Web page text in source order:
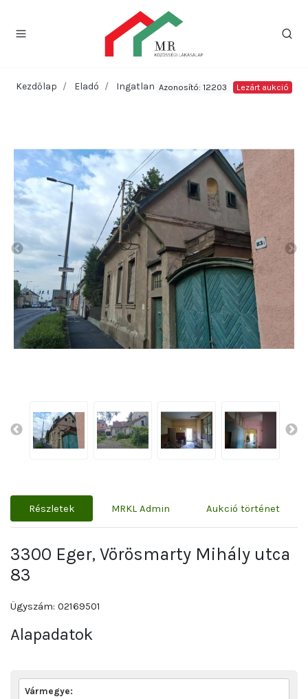
Kezdőlap Eladó Ingatlan Azonosító: 12203 Lezárt aukció
Részletek MRKL Admin Aukció történet
3300 Eger, Vörösmarty Mihály utca
83
Ügyszám: 02169501
Alapadatok
Vármegye: